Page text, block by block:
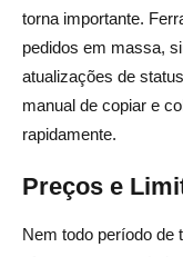
Como escolho a
AliExpress certa?
torna importante.
pedidos em massa,
atualizações de
manual de copiar e
rapidamente.
Preços e
Nem todo período de